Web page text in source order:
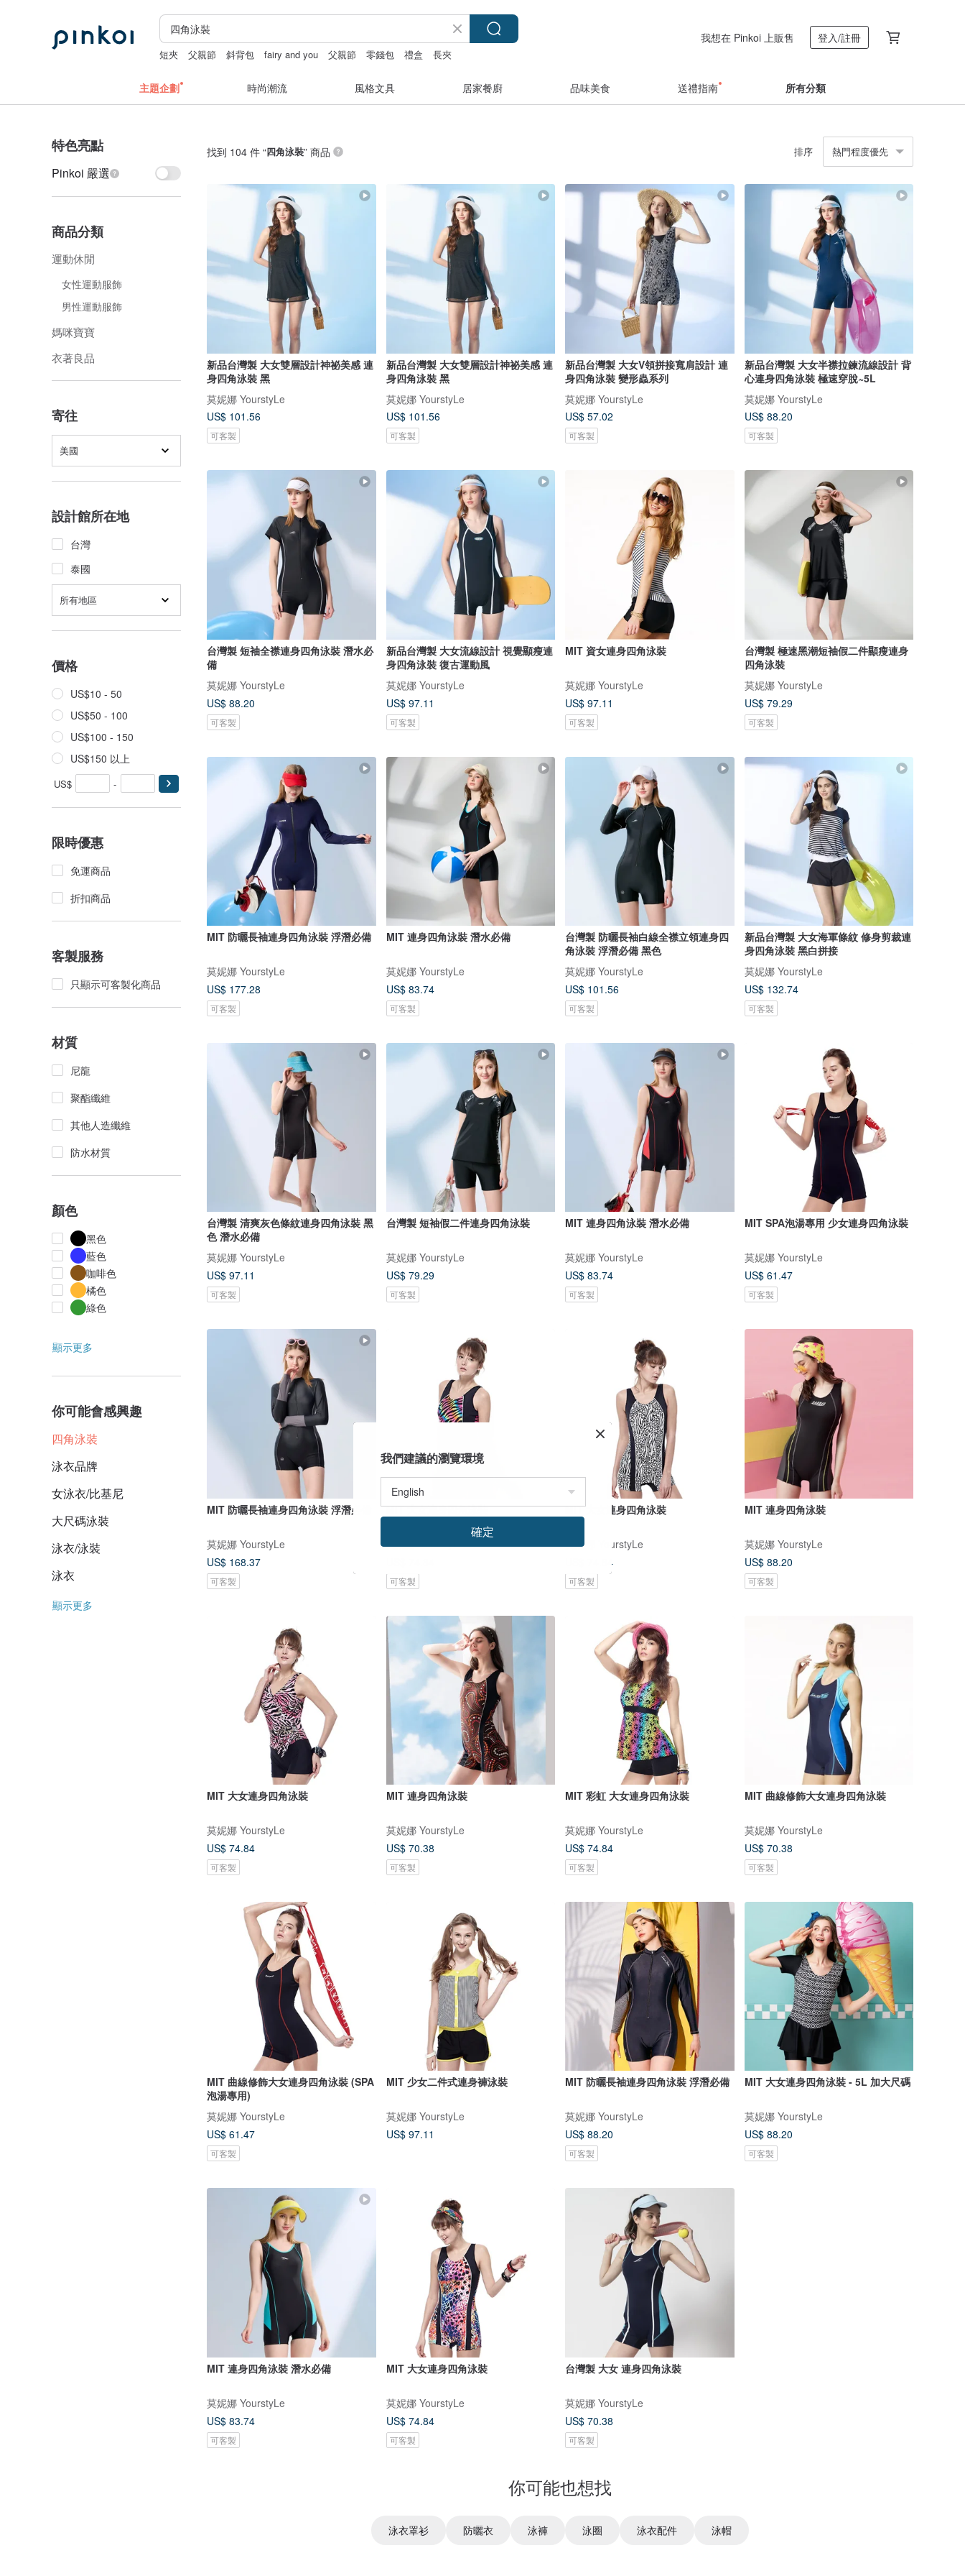
短夾 父親節 斜背包 fairy and you 父親節 零錢包 禮盒 長夾
我想在 Pinkoi 上販售 登入/註冊
主題企劃 時尚潮流 風格文具 居家餐廚 品味美食 送禮指南 所有分類
特色亮點
Pinkoi 嚴選
商品分類
運動休閒
女性運動服飾
男性運動服飾
媽咪寶寶
衣著良品
寄往
美國
設計館所在地
台灣
泰國
所有地區
價格
US$10 - 50
US$50 - 100
US$100 - 150
US$150 以上
US$ -
限時優惠
免運商品
折扣商品
客製服務
只顯示可客製化商品
材質
尼龍
聚酯纖維
其他人造纖維
防水材質
顏色
黑色
藍色
咖啡色
橘色
綠色
顯示更多
你可能會感興趣
四角泳裝
泳衣品牌
女泳衣/比基尼
大尺碼泳裝
泳衣/泳裝
泳衣
顯示更多
找到 104 件 “四角泳裝” 商品 排序 熱門程度優先
新品台灣製 大女雙層設計神祕美感 連
身四角泳裝 黑
莫妮娜 YourstyLe
US$ 101.56
可客製
新品台灣製 大女雙層設計神祕美感 連
身四角泳裝 黑
莫妮娜 YourstyLe
US$ 101.56
可客製
新品台灣製 大女V領拼接寬肩設計 連
身四角泳裝 變形蟲系列
莫妮娜 YourstyLe
US$ 57.02
可客製
新品台灣製 大女半襟拉鍊流線設計 背
心連身四角泳裝 極速穿脫~5L
莫妮娜 YourstyLe
US$ 88.20
可客製
台灣製 短袖全襟連身四角泳裝 潛水必
備
莫妮娜 YourstyLe
US$ 88.20
可客製
新品台灣製 大女流線設計 視覺顯瘦連
身四角泳裝 復古運動風
莫妮娜 YourstyLe
US$ 97.11
可客製
MIT 資女連身四角泳裝
莫妮娜 YourstyLe
US$ 97.11
可客製
台灣製 極速黑潮短袖假二件顯瘦連身
四角泳裝
莫妮娜 YourstyLe
US$ 79.29
可客製
MIT 防曬長袖連身四角泳裝 浮潛必備
莫妮娜 YourstyLe
US$ 177.28
可客製
MIT 連身四角泳裝 潛水必備
莫妮娜 YourstyLe
US$ 83.74
可客製
台灣製 防曬長袖白線全襟立領連身四
角泳裝 浮潛必備 黑色
莫妮娜 YourstyLe
US$ 101.56
可客製
新品台灣製 大女海軍條紋 修身剪裁連
身四角泳裝 黑白拼接
莫妮娜 YourstyLe
US$ 132.74
可客製
台灣製 清爽灰色條紋連身四角泳裝 黑
色 潛水必備
莫妮娜 YourstyLe
US$ 97.11
可客製
台灣製 短袖假二件連身四角泳裝
莫妮娜 YourstyLe
US$ 79.29
可客製
MIT 連身四角泳裝 潛水必備
莫妮娜 YourstyLe
US$ 83.74
可客製
MIT SPA泡湯專用 少女連身四角泳裝
莫妮娜 YourstyLe
US$ 61.47
可客製
MIT 防曬長袖連身四角泳裝 浮潛必備
莫妮娜 YourstyLe
US$ 168.37
可客製
MIT 大女連身四角泳裝
莫妮娜 YourstyLe
可客製
MIT 大女連身四角泳裝
莫妮娜 YourstyLe
US$ 74.84
可客製
MIT 連身四角泳裝
莫妮娜 YourstyLe
US$ 88.20
可客製
MIT 大女連身四角泳裝
莫妮娜 YourstyLe
US$ 74.84
可客製
MIT 連身四角泳裝
莫妮娜 YourstyLe
US$ 70.38
可客製
MIT 彩虹 大女連身四角泳裝
莫妮娜 YourstyLe
US$ 74.84
可客製
MIT 曲線修飾大女連身四角泳裝
莫妮娜 YourstyLe
US$ 70.38
可客製
MIT 曲線修飾大女連身四角泳裝 (SPA
泡湯專用)
莫妮娜 YourstyLe
US$ 61.47
可客製
MIT 少女二件式連身褲泳裝
莫妮娜 YourstyLe
US$ 97.11
MIT 防曬長袖連身四角泳裝 浮潛必備
莫妮娜 YourstyLe
US$ 88.20
可客製
MIT 大女連身四角泳裝 - 5L 加大尺碼
莫妮娜 YourstyLe
US$ 88.20
可客製
MIT 連身四角泳裝 潛水必備
莫妮娜 YourstyLe
US$ 83.74
可客製
MIT 大女連身四角泳裝
莫妮娜 YourstyLe
US$ 74.84
可客製
台灣製 大女 連身四角泳裝
莫妮娜 YourstyLe
US$ 70.38
可客製
你可能也想找
泳衣罩衫 防曬衣 泳褲 泳圈 泳衣配件 泳帽
我們建議的瀏覽環境
確定